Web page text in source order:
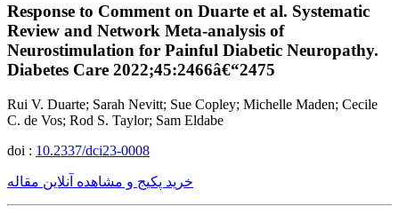
Response to Comment on Duarte et al. Systematic
Review and Network Meta-analysis of
Neurostimulation for Painful Diabetic Neuropathy.
Diabetes Care 2022;45:2466â€“2475
Rui V. Duarte; Sarah Nevitt; Sue Copley; Michelle Maden; Cecile
C. de Vos; Rod S. Taylor; Sam Eldabe
doi : 10.2337/dci23-0008
خرید پکیج و مشاهده آنلاین مقاله